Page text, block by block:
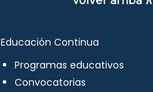
Educación Continua
Programas educativos
Convocatorias